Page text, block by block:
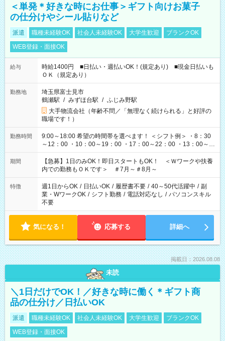
＜単発＊好きな時にお仕事＞ギフト向けお菓子
の仕分けやシール貼りなど
派遣 職種未経験OK 社会人未経験OK 大学生歓迎
ブランクOK
WEB登録・面接OK
給与
時給1400円 ■日払い・週払いOK！(規定あり) ■現金日払いも
ＯＫ（規定あり）
勤務地
埼玉県富士見市
鶴瀬駅 / みずほ台駅 / ふじみ野駅
大手物流会社（年齢不問／「無理なく続けられる」と好評の
職場です！）
勤務時間
9:00～18:00 希望の時間帯を選べます！ ＜シフト例＞ ・8：30
～12：00 ・10：00～19：00 ・17：00～22：00 ・13：00～
22：00 ・22：00～翌6：00 など
期間
【急募】1日のみOK！即日スタートもOK！ ＜Ｗワークや扶養
内での勤務もＯＫです＞ ＃7月～＃8月～
特徴 週1日からOK / 日払いOK / 履歴書不要 / 40～50代活躍中 / 副
業・WワークOK / シフト勤務 / 電話対応なし / パソコンスキル
不要
気になる！ 応募する 詳細へ
掲載日：2026.08.08
未読
＼1日だけでOK！／好きな時に働く＊ギフト商
品の仕分け／日払いOK
派遣 職種未経験OK 社会人未経験OK 大学生歓迎
ブランクOK
WEB登録・面接OK